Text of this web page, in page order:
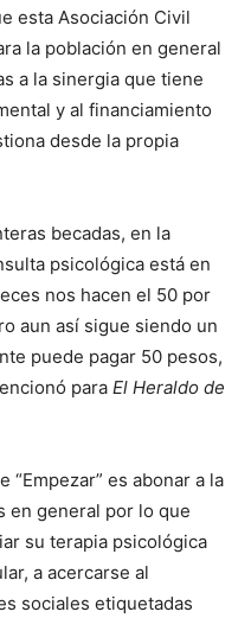
esta Asociación Civil
la población en general
a la sinergia que tiene
y al financiamiento
desde la propia
becadas, en la
psicológica está en
nos hacen el 50 por
aun así sigue siendo un
puede pagar 50 pesos,
para El Heraldo de
“Empezar” es abonar a la
en general por lo que
su terapia psicológica
a acercarse al
sociales etiquetadas